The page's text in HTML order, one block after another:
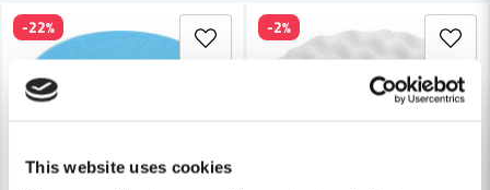
This website uses cookies
Ja, ni får publicera min fråga
-22% -2%